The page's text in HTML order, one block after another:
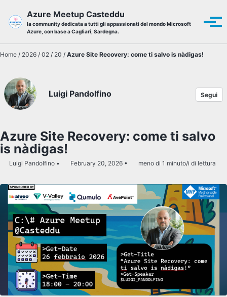
Azure Meetup Casteddu
la community dedicata a tutti gli appassionati del mondo Microsoft
Azure, con base a Cagliari, Sardegna.
Home / 2026 / 02 / 20 / Azure Site Recovery: come ti salvo is nàdigas!
Luigi Pandolfino Segui
Azure Site Recovery: come ti salvo
is nàdigas!
Luigi Pandolfino February 20, 2026 meno di 1 minuto/i di lettura